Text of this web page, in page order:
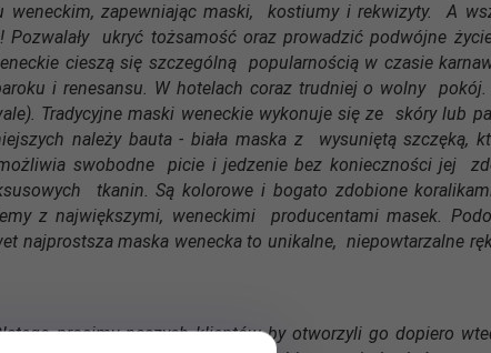
weneckim, zapewniając maski, kostiumy i rekwizyty. A
ukryć tożsamość oraz prowadzić podwójne
cieszą się szczególną popularnością w czasie
i renesansu. W hotelach coraz trudniej o wolny pokój.
Tradycyjne maski weneckie wykonuje się ze skóry lub
należy bauta - biała maska z wysuniętą szczęką,
swobodne picie i jedzenie bez konieczności jej
tkanin. Są kolorowe i bogato zdobione
z największymi, weneckimi producentami masek.
najprostsza maska wenecka to unikalne, niepowtarzalne
prosimy naszych klientów by otworzyli go dopiero